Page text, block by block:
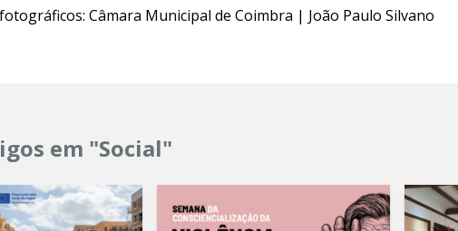
Câmara Municipal de Coimbra | João Paulo Silvano
em "Social"